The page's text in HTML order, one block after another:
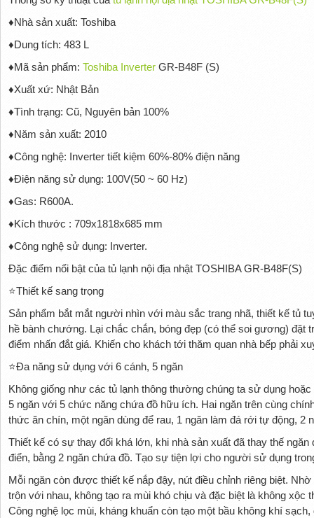
♦Nhà sản xuất: Toshiba
♦Dung tích: 483 L
♦Mã sản phẩm: Toshiba InverterGR-B48F (S)
♦Xuất xứ: Nhật Bản
♦Tình trạng: Cũ, Nguyên bản 100%
♦Năm sản xuất: 2010
♦Công nghệ: Inverter tiết kiệm 60%-80% điện năng
♦Điện năng sử dụng: 100V(50 ~ 60 Hz)
♦Gas: R600A.
♦Kích thước : 709x1818x685 mm
♦Công nghệ sử dụng: Inverter.
Đặc điểm nổi bật của tủ lạnh nội địa nhật TOSHIBA GR-B48F(S)
⭐Thiết kế sang trọng
Sản phẩm bắt mắt người nhìn với màu sắc trang nhã, thiết kế tủ
hề bành chướng. Lại chắc chắn, bóng đẹp (có thể soi gương) đặt
điểm nhấn đắt giá. Khiến cho khách tới thăm quan nhà bếp phải
⭐Đa năng sử dụng với 6 cánh, 5 ngăn
Không giống như các tủ lạnh thông thường chúng ta sử dụng
5 ngăn với 5 chức năng chứa đồ hữu ích. Hai ngăn trên cùng
thức ăn chín, một ngăn dùng để rau, 1 ngăn làm đá rới tự động, 2
Thiết kế có sự thay đổi khá lớn, khi nhà sản xuất đã thay thế
điển, bằng 2 ngăn chứa đồ. Tạo sự tiện lợi cho người sử dụng
Mỗi ngăn còn được thiết kế nắp đậy, nút điều chỉnh riêng biệt.
trộn với nhau, không tạo ra mùi khó chịu và đặc biệt là không xộc
Công nghệ lọc mùi, kháng khuẩn còn tạo một bầu không khí